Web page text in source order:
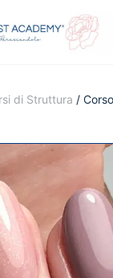
di Struttura /